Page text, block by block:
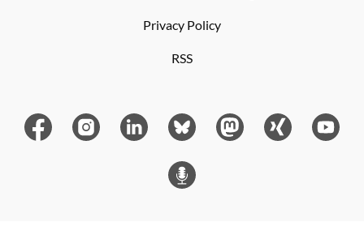
Privacy Policy
RSS